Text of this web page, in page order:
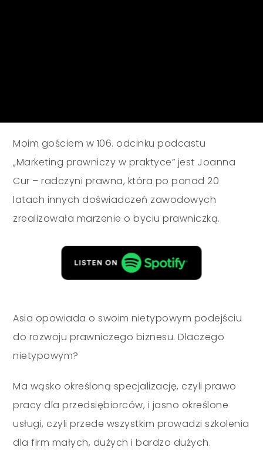
Moim gościem w 106. odcinku podcastu
„Marketing prawniczy w praktyce” jest Joanna
Cur – radczyni prawna, która po ponad 20
latach innych doświadczeń zawodowych
zrealizowała marzenie o byciu prawniczką.
Asia opowiada o swoim nietypowym podejściu
do rozwoju prawniczego biznesu. Dlaczego
nietypowym?
Ma wąsko określoną specjalizację, czyli prawo
pracy dla przedsiębiorców, i jasno określone
usługi, czyli przede wszystkim prowadzi szkolenia
dla firm małych, dużych i bardzo dużych.